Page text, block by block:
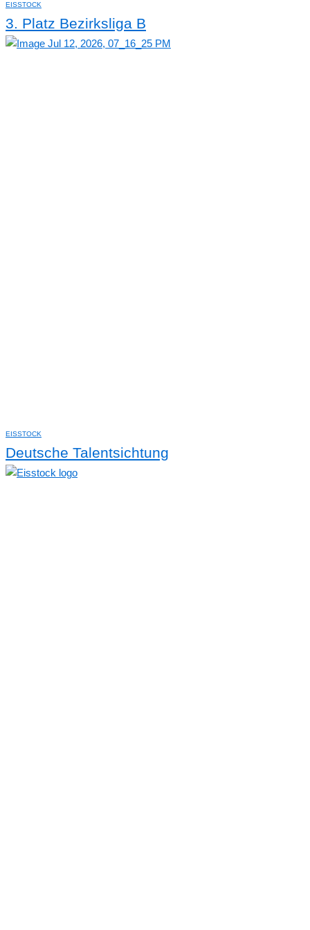
EISSTOCK
3. Platz Bezirksliga B
EISSTOCK
Deutsche Talentsichtung